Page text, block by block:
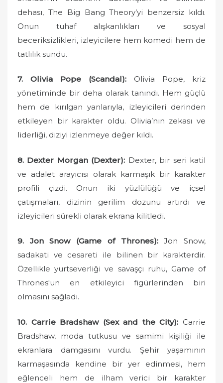
dehası, The Big Bang Theory’yi benzersiz kıldı.
Onun tuhaf alışkanlıkları ve sosyal
beceriksizlikleri, izleyicilere hem komedi hem de
tatlılık sundu.
7. Olivia Pope (Scandal): Olivia Pope, kriz
yönetiminde bir deha olarak tanındı. Hem güçlü
hem de kırılgan yanlarıyla, izleyicileri derinden
etkileyen bir karakter oldu. Olivia’nın zekası ve
liderliği, diziyi izlenmeye değer kıldı.
8. Dexter Morgan (Dexter): Dexter, bir seri katil
ve adalet arayıcısı olarak karmaşık bir karakter
profili çizdi. Onun iki yüzlülüğü ve içsel
çatışmaları, dizinin gerilim dozunu artırdı ve
izleyicileri sürekli olarak ekrana kilitledi.
9. Jon Snow (Game of Thrones):Jon Snow,
sadakati ve cesareti ile bilinen bir karakterdir.
Özellikle yurtseverliği ve savaşçı ruhu, Game of
Thrones'un en etkileyici figürlerinden biri
olmasını sağladı.
10. Carrie Bradshaw (Sex and the City): Carrie
Bradshaw, moda tutkusu ve samimi kişiliği ile
ekranlara damgasını vurdu. Şehir yaşamının
karmaşasında kendine bir yer edinmesi, hem
eğlenceli hem de ilham verici bir karakter